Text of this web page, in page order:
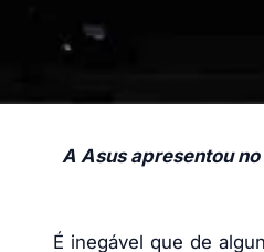
A Asus apresentou
É inegável que de